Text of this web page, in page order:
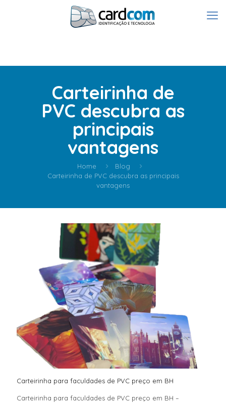
Carteirinha de
PVC descubra as
principais
vantagens
Home
Blog
Carteirinha de PVC descubra as principais
vantagens
Carteirinha para faculdades de PVC preço em BH
Carteirinha para faculdades de PVC preço em BH –